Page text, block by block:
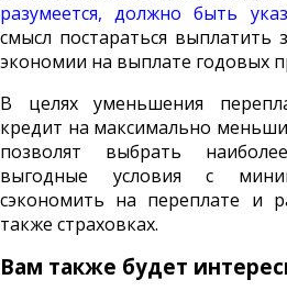
разумеется, должно быть
смысл постараться выплатить
экономии на выплате годовых
В целях уменьшения
кредит на максимально
позволят выбрать
выгодные условия с
сэкономить на переплате и
также страховках.
Вам также будет